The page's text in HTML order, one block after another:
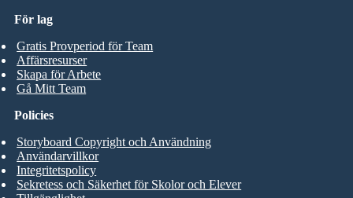
För lag
Gratis Provperiod för Team
Affärsresurser
Skapa för Arbete
Gå Mitt Team
Policies
Storyboard Copyright och Användning
Användarvillkor
Integritetspolicy
Sekretess och Säkerhet för Skolor och Elever